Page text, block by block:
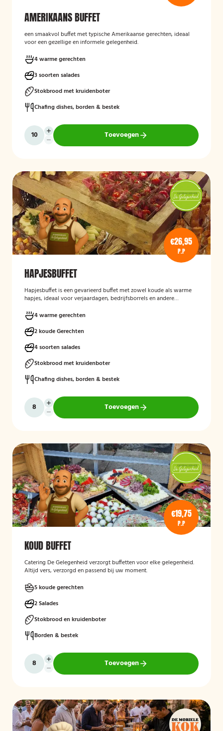
AMERIKAANS BUFFET
een smaakvol buffet met typische Amerikaanse gerechten, ideaal
voor een gezellige en informele gelegenheid.
4 warme gerechten
3 soorten salades
Stokbrood met kruidenboter
Chafing dishes, borden & bestek
Toevoegen
€26,95
P.P
HAPJESBUFFET
Hapjesbuffet is een gevarieerd buffet met zowel koude als warme
hapjes, ideaal voor verjaardagen, bedrijfsborrels en andere
smaakvolle manier om gasten te laten genieten van verschillende
kleine gerechten, zonder een traditioneel diner te serveren.
4 warme gerechten
2 koude Gerechten
4 soorten salades
Stokbrood met kruidenboter
Chafing dishes, borden & bestek
Toevoegen
€19,75
P.P
KOUD BUFFET
Catering De Gelegenheid verzorgt buffetten voor elke gelegenheid.
Altijd vers, verzorgd en passend bij uw moment.
5 koude gerechten
2 Salades
Stokbrood en kruidenboter
Borden & bestek
Toevoegen